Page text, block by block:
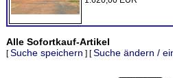
Alle Sofortkauf-Artikel
[Suche speichern ] [Suche ändern /